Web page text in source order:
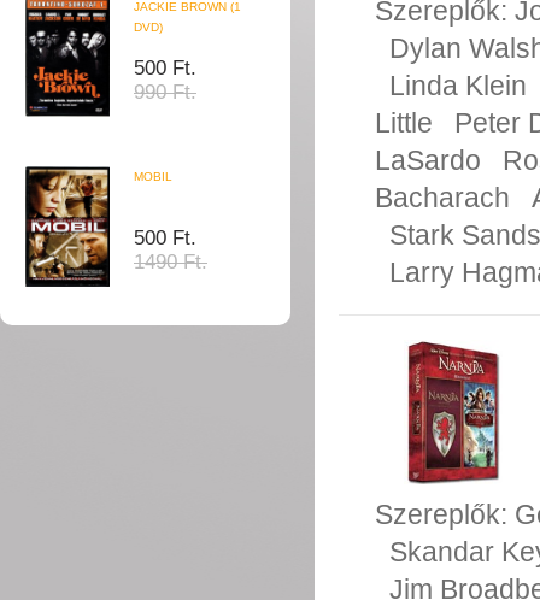
JACKIE BROWN (1
DVD)
500 Ft.
990 Ft.
MOBIL
500 Ft.
1490 Ft.
Szereplők:
Dylan
Linda Klein
Little
Peter
LaSardo
Bacharach
Stark Sands
Larry
Szereplők:
Skandar
Jim